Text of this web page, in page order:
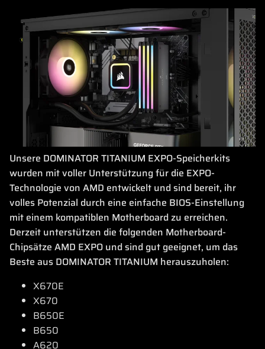
Unsere DOMINATOR TITANIUM EXPO-Speicherkits
wurden mit voller Unterstützung für die EXPO-
Technologie von AMD entwickelt und sind bereit, ihr
volles Potenzial durch eine einfache BIOS-Einstellung
mit einem kompatiblen Motherboard zu erreichen.
Derzeit unterstützen die folgenden Motherboard-
Chipsätze AMD EXPO und sind gut geeignet, um das
Beste aus DOMINATOR TITANIUM herauszuholen:
X670E
X670
B650E
B650
A620